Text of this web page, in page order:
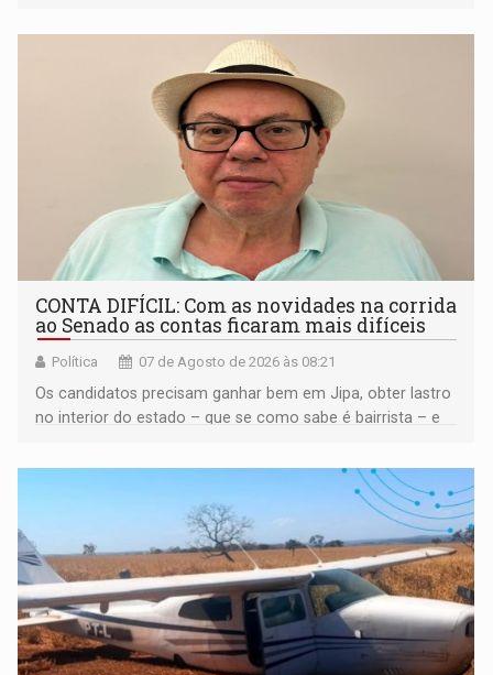
CONTA DIFÍCIL: Com as novidades na corrida
ao Senado as contas ficaram mais difíceis
Política 07 de Agosto de 2026 às 08:21
Os candidatos precisam ganhar bem em Jipa, obter lastro
no interior do estado – que se como sabe é bairrista – e
garantir